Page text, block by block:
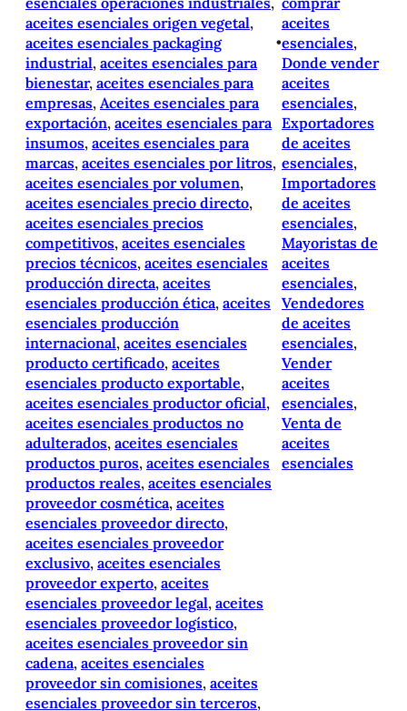
aceites esenciales origen vegetal
aceites esenciales packaging
industrial, aceites esenciales para
bienestar, aceites esenciales para
empresas, Aceites esenciales para
exportación, aceites esenciales para
insumos, aceites esenciales para
marcas, aceites esenciales por litros
aceites esenciales por volumen
aceites esenciales precio directo
aceites esenciales precios
competitivos, aceites esenciales
precios técnicos, aceites esenciales
producción directa, aceites
esenciales producción ética, aceites
esenciales producción
internacional, aceites esenciales
producto certificado, aceites
esenciales producto exportable
aceites esenciales productor oficial
aceites esenciales productos no
adulterados, aceites esenciales
productos puros, aceites esenciales
productos reales, aceites esenciales
proveedor cosmética, aceites
esenciales proveedor directo
aceites esenciales proveedor
exclusivo, aceites esenciales
proveedor experto, aceites
esenciales proveedor legal, aceites
esenciales proveedor logístico
aceites esenciales proveedor sin
cadena, aceites esenciales
proveedor sin comisiones, aceites
esenciales proveedor sin terceros
•
aceites
esenciales
Donde vender
aceites
esenciales
Exportadores
de aceites
esenciales
Importadores
de aceites
esenciales
Mayoristas de
aceites
esenciales
Vendedores
de aceites
esenciales
Vender
aceites
esenciales
Venta de
aceites
esenciales